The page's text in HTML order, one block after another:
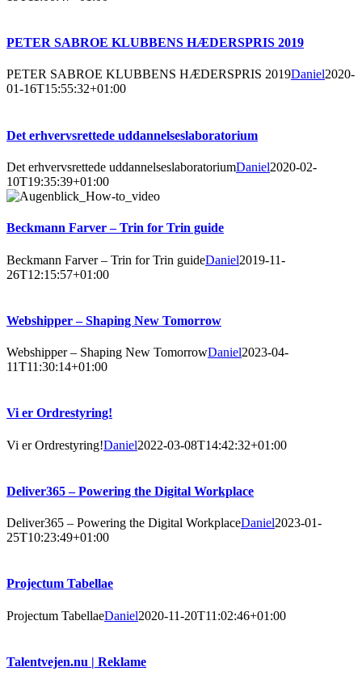
PETER SABROE KLUBBENS HÆDERSPRIS 2019
PETER SABROE KLUBBENS HÆDERSPRIS 2019Daniel2020-
01-16T15:55:32+01:00
Det erhvervsrettede uddannelseslaboratorium
Det erhvervsrettede uddannelseslaboratoriumDaniel2020-02-
10T19:35:39+01:00
Beckmann Farver – Trin for Trin guide
Beckmann Farver – Trin for Trin guideDaniel2019-11-
26T12:15:57+01:00
Webshipper – Shaping New Tomorrow
Webshipper – Shaping New TomorrowDaniel2023-04-
11T11:30:14+01:00
Vi er Ordrestyring!
Vi er Ordrestyring!Daniel2022-03-08T14:42:32+01:00
Deliver365 – Powering the Digital Workplace
Deliver365 – Powering the Digital WorkplaceDaniel2023-01-
25T10:23:49+01:00
Projectum Tabellae
Projectum TabellaeDaniel2020-11-20T11:02:46+01:00
Talentvejen.nu | Reklame